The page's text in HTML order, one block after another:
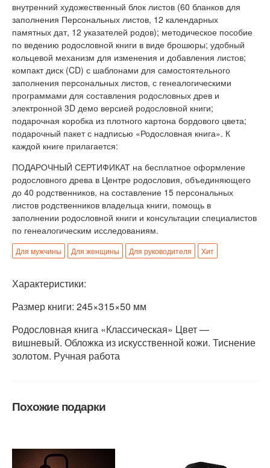
внутренний художественный блок листов (60 бланков для
заполнения Персональных листов, 12 календарных
памятных дат, 12 указателей родов); методическое пособие
по ведению родословной книги в виде брошюры; удобный
кольцевой механизм для изменения и добавления листов;
компакт диск (CD) с шаблонами для самостоятельного
заполнения персональных листов, с генеалогическими
программами для составления родословных древ и
электронной 3D демо версией родословной книги;
подарочная коробка из плотного картона бордового цвета;
подарочный пакет с надписью «Родословная книга». К
каждой книге прилагается:
ПОДАРОЧНЫЙ СЕРТИФИКАТ на бесплатное оформление
родословного древа в Центре родословия, объединяющего
до 40 родственников, на составление 15 персональных
листов родственников владельца книги, помощь в
заполнении родословной книги и консультации специалистов
по генеалогическим исследованиям.
Для мужчины Для женщины Для руководителя Хит
Характеристики:
Размер книги: 245×315×50 мм
Родословная книга «Классическая» Цвет —
вишневый. Обложка из искусственной кожи. Тиснение
золотом. Ручная работа
Похожие подарки